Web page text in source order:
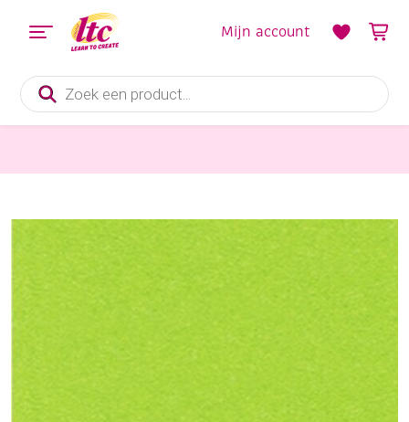
Producten
zoeken
Mijn account